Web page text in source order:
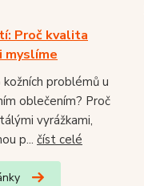
Proč kvalita
myslíme
problémů u
oblečením? Proč
vyrážkami,
p... číst celé